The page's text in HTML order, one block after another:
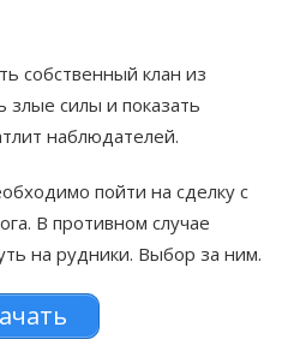
собственный клан из
злые силы и показать
наблюдателей.
пойти на сделку с
В противном случае
на рудники. Выбор за ним.